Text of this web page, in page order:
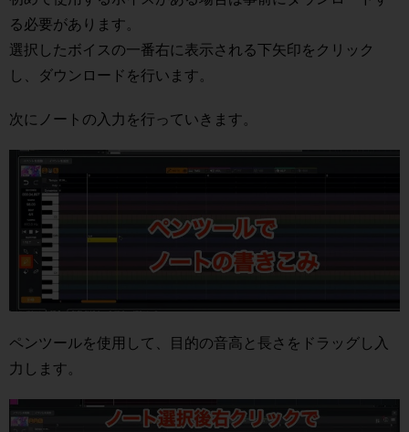
る必要があります。
選択したボイスの一番右に表示される下矢印をクリック
し、ダウンロードを行います。
次にノートの入力を行っていきます。
ペンツールを使用して、目的の音高と長さをドラッグし入
力します。